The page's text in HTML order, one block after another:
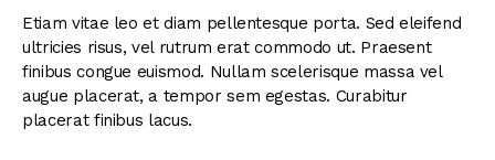
Etiam vitae leo et diam pellentesque porta. Sed eleifend
ultricies risus, vel rutrum erat commodo ut. Praesent
finibus congue euismod. Nullam scelerisque massa vel
augue placerat, a tempor sem egestas. Curabitur
placerat finibus lacus.